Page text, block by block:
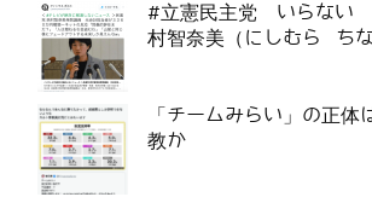
#立憲民主党 いらない
村智奈美（にしむら ち
「チームみらい」の正体
教か